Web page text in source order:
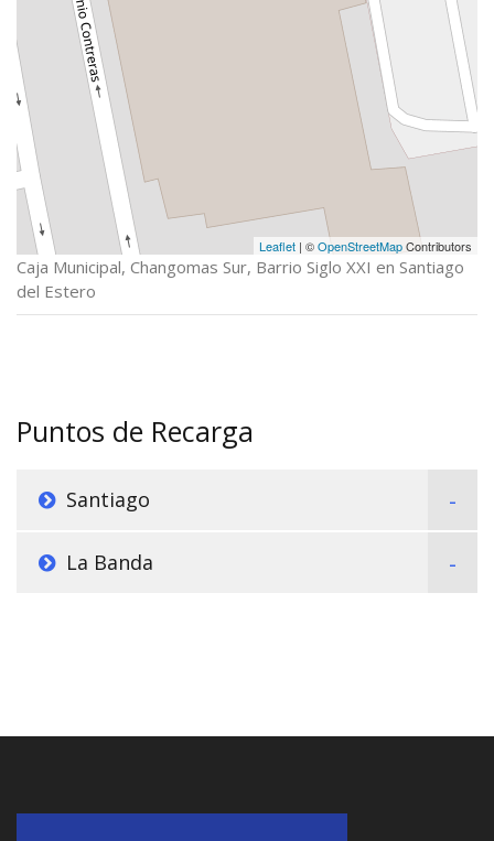
Leaflet | ©OpenStreetMapContributors
Caja Municipal, Changomas Sur, Barrio Siglo XXI en Santiago
del Estero
Puntos de Recarga
Santiago
La Banda